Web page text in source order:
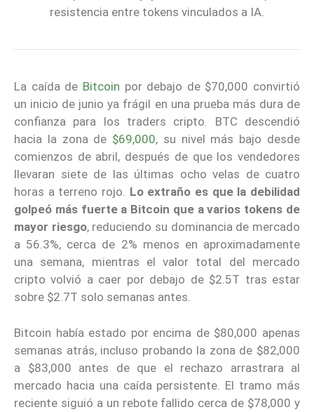
resistencia entre tokens vinculados a IA.
La caída de Bitcoin por debajo de $70,000 convirtió
un inicio de junio ya frágil en una prueba más dura de
confianza para los traders cripto. BTC descendió
hacia la zona de $69,000, su nivel más bajo desde
comienzos de abril, después de que los vendedores
llevaran siete de las últimas ocho velas de cuatro
horas a terreno rojo. Lo extraño es que la debilidad
golpeó más fuerte a Bitcoin que a varios tokens de
mayor riesgo, reduciendo su dominancia de mercado
a 56.3%, cerca de 2% menos en aproximadamente
una semana, mientras el valor total del mercado
cripto volvió a caer por debajo de $2.5T tras estar
sobre $2.7T solo semanas antes.
Bitcoin había estado por encima de $80,000 apenas
semanas atrás, incluso probando la zona de $82,000
a $83,000 antes de que el rechazo arrastrara al
mercado hacia una caída persistente. El tramo más
reciente siguió a un rebote fallido cerca de $78,000 y